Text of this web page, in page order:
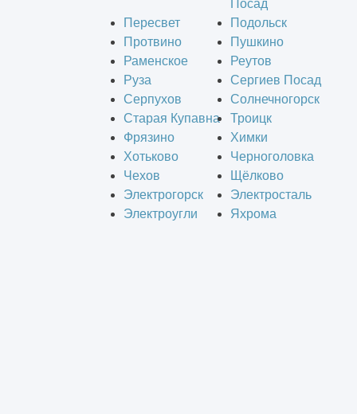
Посад
Пересвет
Подольск
Протвино
Пушкино
Раменское
Реутов
Руза
Сергиев Посад
Серпухов
Солнечногорск
Старая Купавна
Троицк
Фрязино
Химки
Хотьково
Черноголовка
Чехов
Щёлково
Электрогорск
Электросталь
Электроугли
Яхрома